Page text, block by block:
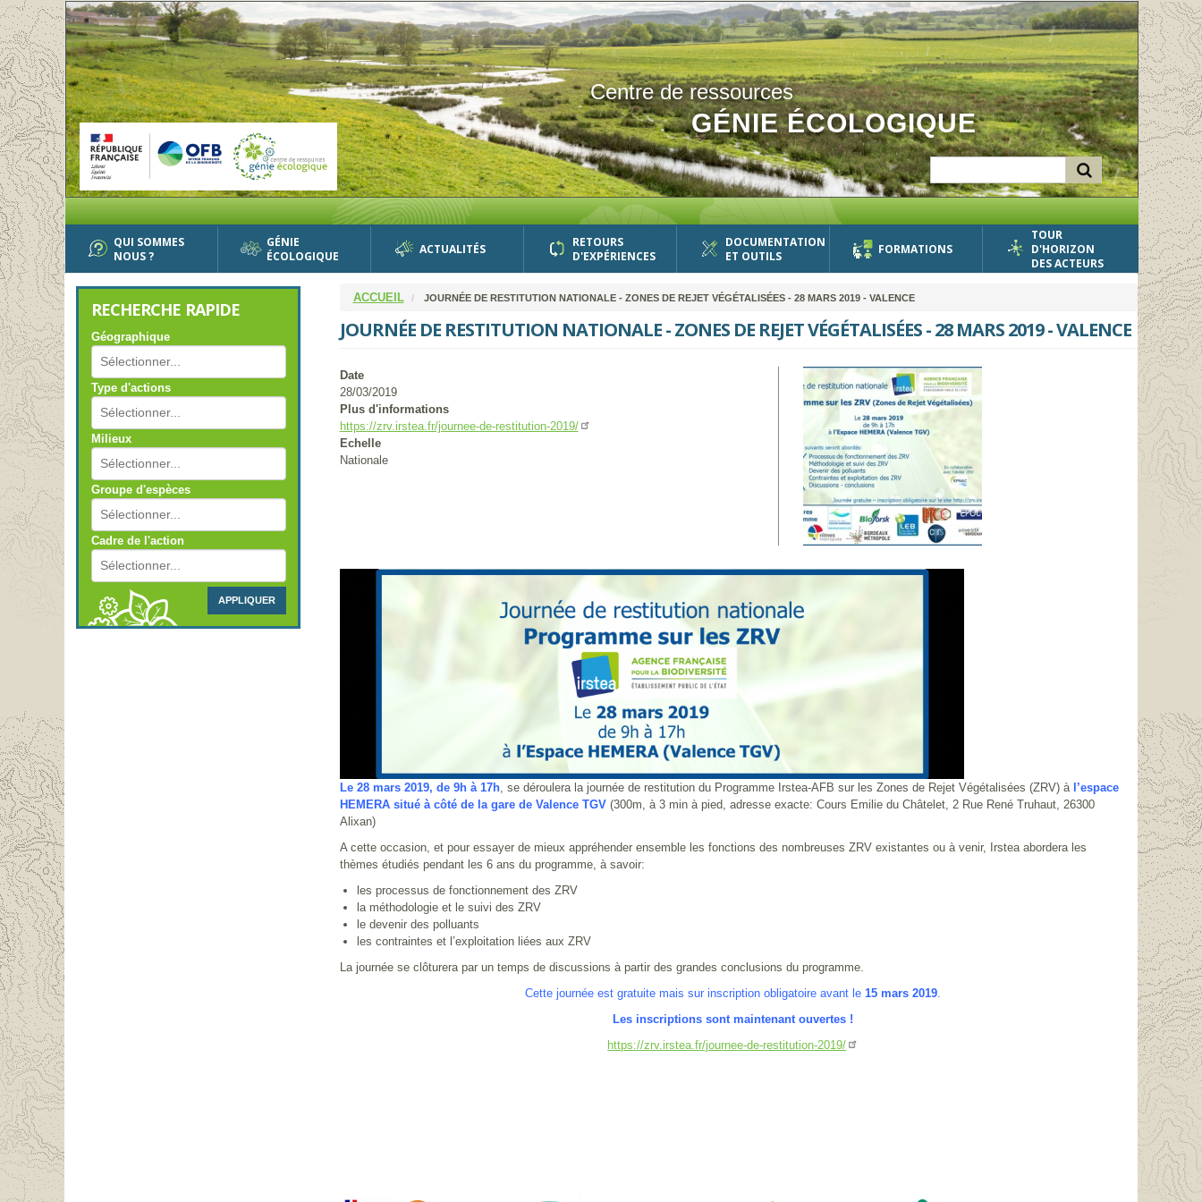
Aller
au
contenu
principal
Centre de ressources
GÉNIE ÉCOLOGIQUE
QUI SOMMES
NOUS ?
GÉNIE
ÉCOLOGIQUE
ACTUALITÉS
RETOURS
D'EXPÉRIENCES
DOCUMENTATION
ET OUTILS
FORMATIONS
TOUR
D'HORIZON
DES ACTEURS
RECHERCHE RAPIDE
Géographique
Type d'actions
Milieux
Groupe d'espèces
Cadre de l'action
APPLIQUER
ACCUEIL JOURNÉE DE RESTITUTION NATIONALE - ZONES DE REJET VÉGÉTALISÉES - 28 MARS 2019 - VALENCE
JOURNÉE DE RESTITUTION NATIONALE - ZONES DE REJET VÉGÉTALISÉES - 28 MARS 2019 - VALENCE
Date
28/03/2019
Plus d'informations
https://zrv.irstea.fr/journee-de-restitution-2019/
Echelle
Nationale
Le 28 mars 2019, de 9h à 17h, se déroulera la journée de restitution du Programme Irstea-AFB sur les Zones de Rejet Végétalisées (ZRV) à
l’espace
HEMERA situé à côté de la gare de Valence TGV (300m, à 3 min à pied, adresse exacte: Cours Emilie du Châtelet, 2 Rue René Truhaut, 26300
Alixan)
A cette occasion, et pour essayer de mieux appréhender ensemble les fonctions des nombreuses ZRV existantes ou à venir, Irstea abordera les
thèmes étudiés pendant les 6 ans du programme, à savoir:
les processus de fonctionnement des ZRV
la méthodologie et le suivi des ZRV
le devenir des polluants
les contraintes et l’exploitation liées aux ZRV
La journée se clôturera par un temps de discussions à partir des grandes conclusions du programme.
Cette journée est gratuite mais sur inscription obligatoire avant le15 mars 2019.
Les inscriptions sont maintenant ouvertes !
https://zrv.irstea.fr/journee-de-restitution-2019/